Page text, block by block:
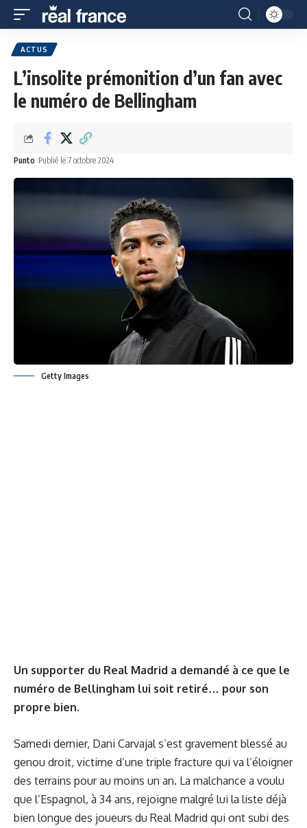
ACTUS
L’insolite prémonition d’un fan avec
le numéro de Bellingham
Punto Publié le 7 octobre 2024
Getty Images
Un supporter du Real Madrid a demandé à ce que le
numéro de Bellingham lui soit retiré… pour son
propre bien.
Samedi dernier, Dani Carvajal s’est gravement blessé au
genou droit, victime d’une triple fracture qui va l’éloigner
des terrains pour au moins un an. La malchance a voulu
que l’Espagnol, à 34 ans, rejoigne malgré lui la liste déjà
bien longue des joueurs du Real Madrid qui ont subi des